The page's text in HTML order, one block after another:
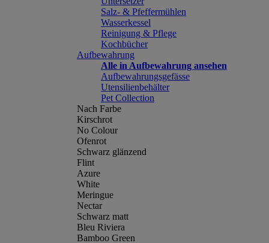
Salz- & Pfeffermühlen
Wasserkessel
Reinigung & Pflege
Kochbücher
Aufbewahrung
Alle in Aufbewahrung ansehen
Aufbewahrungsgefässe
Utensilienbehälter
Pet Collection
Nach Farbe
Kirschrot
No Colour
Ofenrot
Schwarz glänzend
Flint
Azure
White
Meringue
Nectar
Schwarz matt
Bleu Riviera
Bamboo Green